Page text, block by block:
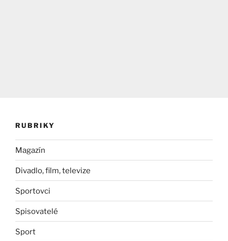
RUBRIKY
Magazín
Divadlo, film, televize
Sportovci
Spisovatelé
Sport